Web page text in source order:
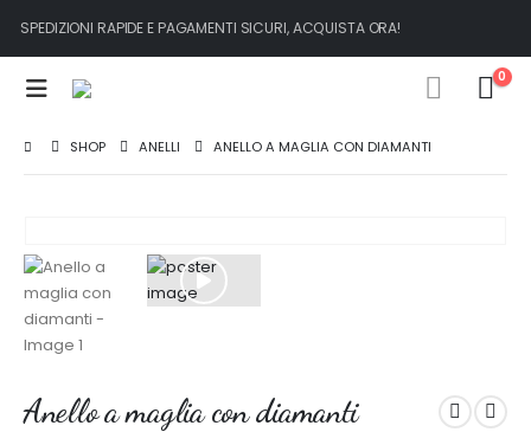
SPEDIZIONI RAPIDE E PAGAMENTI SICURI, ACQUISTA ORA!
0
SHOP ANELLI ANELLO A MAGLIA CON DIAMANTI
Anello a maglia con diamanti